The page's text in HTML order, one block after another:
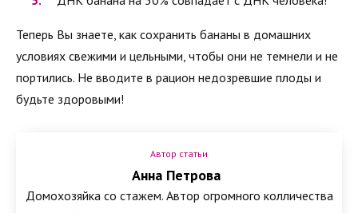
Теперь Вы знаете, как сохранить бананы в домашних
условиях свежими и цельными, чтобы они не темнели и не
портились. Не вводите в рацион недозревшие плоды и
будьте здоровыми!
Автор статьи
Анна Петрова
Домохозяйка со стажем. Автор огромного колличества